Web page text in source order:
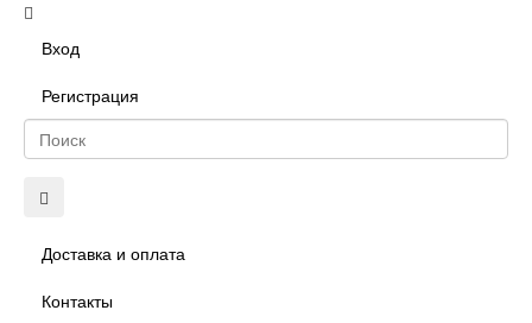
Вход
Регистрация
Доставка и оплата
Контакты